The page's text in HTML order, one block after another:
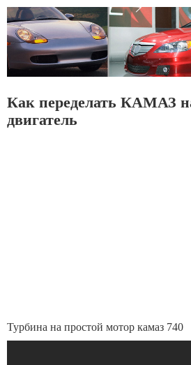
Как переделать КАМАЗ
двигатель
Турбина на простой мотор камаз 740